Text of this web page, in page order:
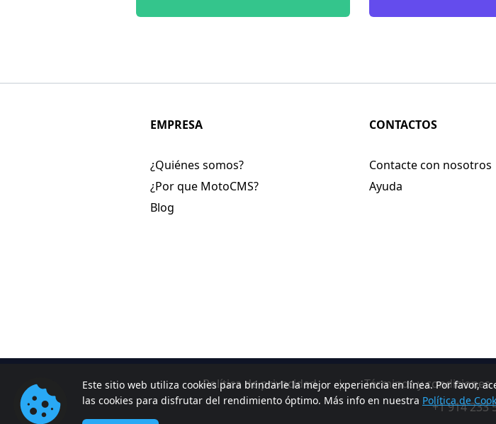
Este sitio web utiliza cookies para brindarle la mejor experiencia en línea. Por favor,
las cookies para disfrutar del rendimiento óptimo. Más info en nuestra Política de
EMPRESA
¿Quiénes somos?
¿Por que MotoCMS?
Blog
CONTACTOS
Contacte con nosotros
Ayuda
Política de privacidad | Términos y condiciones
+1 914 233